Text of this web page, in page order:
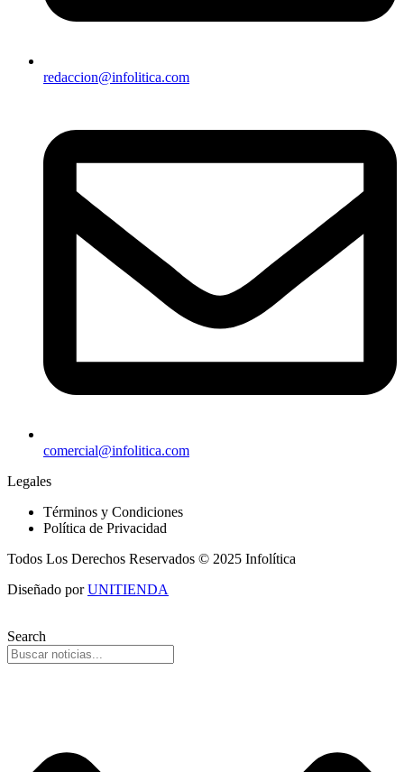
redaccion@infolitica.com
comercial@infolitica.com
Legales
Términos y Condiciones
Política de Privacidad
Todos Los Derechos Reservados © 2025 Infolítica
Diseñado porUNITIENDA
Search